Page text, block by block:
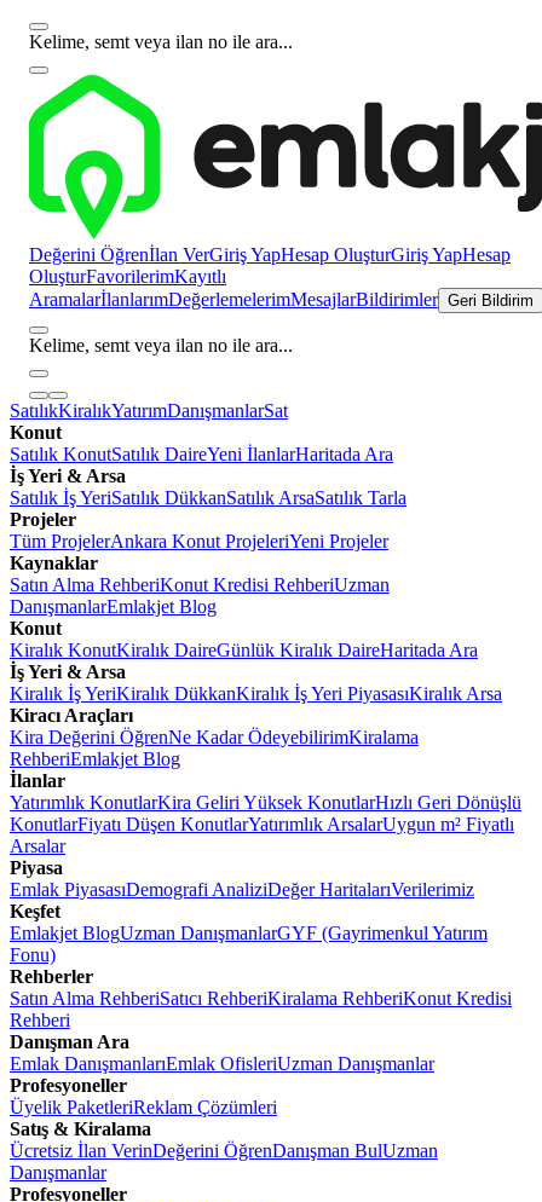
Kelime, semt veya ilan no ile ara...
Değerini Öğrenİlan VerGiriş YapHesap OluşturGiriş YapHesap
OluşturFavorilerimKayıtlı
AramalarİlanlarımDeğerlemelerimMesajlarBildirimler Geri Bildirim
Kelime, semt veya ilan no ile ara...
SatılıkKiralıkYatırımDanışmanlarSat
Konut
Satılık KonutSatılık DaireYeni İlanlarHaritada Ara
İş Yeri & Arsa
Satılık İş YeriSatılık DükkanSatılık ArsaSatılık Tarla
Projeler
Tüm ProjelerAnkara Konut ProjeleriYeni Projeler
Kaynaklar
Satın Alma RehberiKonut Kredisi RehberiUzman
DanışmanlarEmlakjet Blog
Konut
Kiralık KonutKiralık DaireGünlük Kiralık DaireHaritada Ara
İş Yeri & Arsa
Kiralık İş YeriKiralık DükkanKiralık İş Yeri PiyasasıKiralık Arsa
Kiracı Araçları
Kira Değerini ÖğrenNe Kadar ÖdeyebilirimKiralama
RehberiEmlakjet Blog
İlanlar
Yatırımlık KonutlarKira Geliri Yüksek KonutlarHızlı Geri Dönüşlü
KonutlarFiyatı Düşen KonutlarYatırımlık ArsalarUygun m² Fiyatlı
Arsalar
Piyasa
Emlak PiyasasıDemografi AnaliziDeğer HaritalarıVerilerimiz
Keşfet
Emlakjet BlogUzman DanışmanlarGYF (Gayrimenkul Yatırım
Fonu)
Rehberler
Satın Alma RehberiSatıcı RehberiKiralama RehberiKonut Kredisi
Rehberi
Danışman Ara
Emlak DanışmanlarıEmlak OfisleriUzman Danışmanlar
Profesyoneller
Üyelik PaketleriReklam Çözümleri
Satış & Kiralama
Ücretsiz İlan VerinDeğerini ÖğrenDanışman BulUzman
Danışmanlar
Profesyoneller